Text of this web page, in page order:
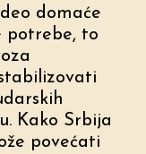
domaće
potrebe, to
Kako Srbija
povećati